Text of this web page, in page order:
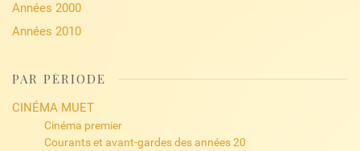
Années 2000
Années 2010
PAR PÉRIODE
CINÉMA MUET
Cinéma premier
Courants et avant-gardes des années 20